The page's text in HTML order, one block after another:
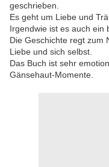
geschrieben.
Es geht um Liebe und
Irgendwie ist es auch ein
Die Geschichte regt zum
Liebe und sich selbst.
Das Buch ist sehr
Gänsehaut-Momente.